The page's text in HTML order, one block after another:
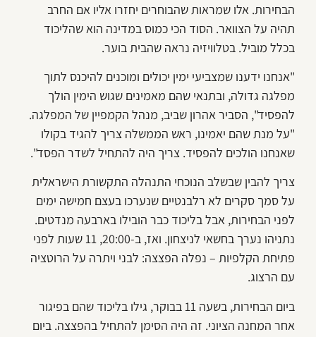
הבחירות. אלו שמראות שהבוחרים יחזרו אליו אם החרב
תהיה על הצוואר. הסוד הכי כמוס במדינה הוא שהליכוד
בכלל מוביל. בטלוויזיה נראה שהבית בוער.
"אנחנו ידענו שמצביעי ימין יכולים ומוכנים להיכנס לתוך
מפלגה גדולה, ובתנאי שהם מאמינים שגוש הימין הולך
להפסיד", הסביר אהרון שביב, מנהל הקמפיין של המפלגה.
"על מנת שהם יאמינו, ראש הממשלה צריך להגיד בקולו
שאנחנו הולכים להפסיד. צריך היה להתחיל לשדר הפסד".
צריך להבין שבשלב הנוכחי התנהלה התקשורת הישראלית
על סמך סקרים לא רלבנטיים שנערכו בעצם חמישה ימים
לפני הבחירות, אבל בליכוד כבר הובילו בארבעה מנדטים.
נתניהו נערך בחשאי לניצחון. ואז, ב-20:00, 11 שעות לפני
פתיחת הקלפיות – נפלה הפצצה: לבני ויתרה על הרוטציה
עם הרצוג.
ביום הבחירות, בשעה 11 בבוקר, גילו בליכוד שהם בפיגור
אחר המחנה הציוני. זה היה הסימן להתחיל בהפצצה. ביום